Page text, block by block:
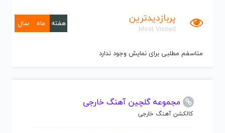
پربازدیدترین
Most Visited
هفته ماه سال
متاسفم مطلبی برای نمایش وجود ندارد
مجموعه گلچین آهنگ خارجی
کالکشن آهنگ خارجی